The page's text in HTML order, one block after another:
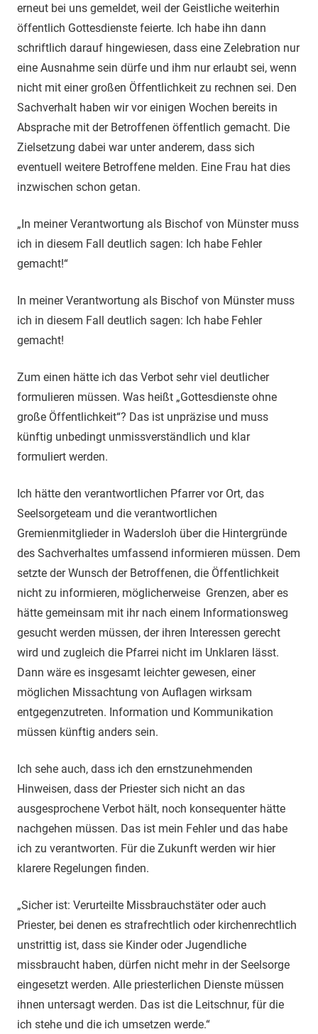
erneut bei uns gemeldet, weil der Geistliche weiterhin
öffentlich Gottesdienste feierte. Ich habe ihn dann
schriftlich darauf hingewiesen, dass eine Zelebration nur
eine Ausnahme sein dürfe und ihm nur erlaubt sei, wenn
nicht mit einer großen Öffentlichkeit zu rechnen sei. Den
Sachverhalt haben wir vor einigen Wochen bereits in
Absprache mit der Betroffenen öffentlich gemacht. Die
Zielsetzung dabei war unter anderem, dass sich
eventuell weitere Betroffene melden. Eine Frau hat dies
inzwischen schon getan.
„In meiner Verantwortung als Bischof von Münster muss
ich in diesem Fall deutlich sagen: Ich habe Fehler
gemacht!“
In meiner Verantwortung als Bischof von Münster muss
ich in diesem Fall deutlich sagen: Ich habe Fehler
gemacht!
Zum einen hätte ich das Verbot sehr viel deutlicher
formulieren müssen. Was heißt „Gottesdienste ohne
große Öffentlichkeit“? Das ist unpräzise und muss
künftig unbedingt unmissverständlich und klar
formuliert werden.
Ich hätte den verantwortlichen Pfarrer vor Ort, das
Seelsorgeteam und die verantwortlichen
Gremienmitglieder in Wadersloh über die Hintergründe
des Sachverhaltes umfassend informieren müssen. Dem
setzte der Wunsch der Betroffenen, die Öffentlichkeit
nicht zu informieren, möglicherweise Grenzen, aber es
hätte gemeinsam mit ihr nach einem Informationsweg
gesucht werden müssen, der ihren Interessen gerecht
wird und zugleich die Pfarrei nicht im Unklaren lässt.
Dann wäre es insgesamt leichter gewesen, einer
möglichen Missachtung von Auflagen wirksam
entgegenzutreten. Information und Kommunikation
müssen künftig anders sein.
Ich sehe auch, dass ich den ernstzunehmenden
Hinweisen, dass der Priester sich nicht an das
ausgesprochene Verbot hält, noch konsequenter hätte
nachgehen müssen. Das ist mein Fehler und das habe
ich zu verantworten. Für die Zukunft werden wir hier
klarere Regelungen finden.
„Sicher ist: Verurteilte Missbrauchstäter oder auch
Priester, bei denen es strafrechtlich oder kirchenrechtlich
unstrittig ist, dass sie Kinder oder Jugendliche
missbraucht haben, dürfen nicht mehr in der Seelsorge
eingesetzt werden. Alle priesterlichen Dienste müssen
ihnen untersagt werden. Das ist die Leitschnur, für die
ich stehe und die ich umsetzen werde.“